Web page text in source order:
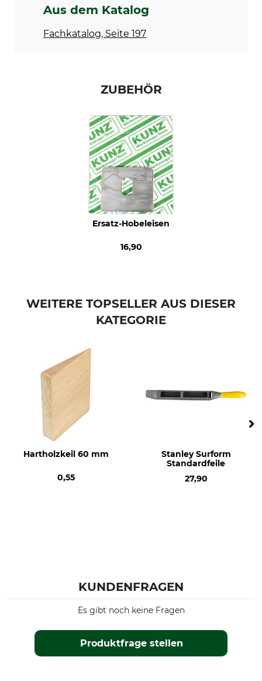
Aus dem Katalog
Fachkatalog, Seite 197
ZUBEHÖR
Ersatz-Hobeleisen
16,90
WEITERE TOPSELLER AUS DIESER
KATEGORIE
Hartholzkeil 60 mm
0,55
Stanley Surform
Standardfeile
27,90
KUNDENFRAGEN
Produktfrage stellen
Es gibt noch keine Fragen